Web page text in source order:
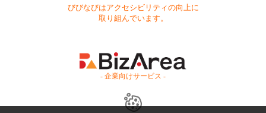
びびなびはアクセシビリティの向上に
取り組んでいます。
- 企業向けサービス -